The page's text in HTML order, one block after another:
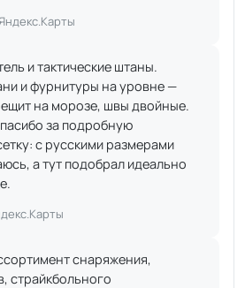
и тактические штаны.
и фурнитуры на уровне —
на морозе, швы двойные.
за подробную
с русскими размерами
а тут подобрал идеально
снаряжения,
страйкбольного